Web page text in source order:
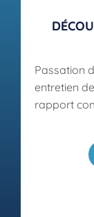
Passation
entretien
rapport